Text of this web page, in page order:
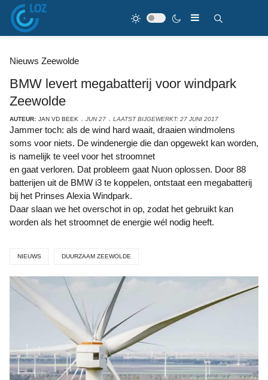
Nieuws Zeewolde
BMW levert megabatterij voor windpark
Zeewolde
AUTEUR: JAN VD BEEK JUN 27 LAATST BIJGEWERKT: 27 JUNI 2017
Jammer toch: als de wind hard waait, draaien windmolens
soms voor niets. De windenergie die dan opgewekt kan worden,
is namelijk te veel voor het stroomnet
en gaat verloren. Dat probleem gaat Nuon oplossen. Door 88
batterijen uit de BMW i3 te koppelen, ontstaat een megabatterij
bij het Prinses Alexia Windpark.
Daar slaan we het overschot in op, zodat het gebruikt kan
worden als het stroomnet de energie wél nodig heeft.
NIEUWS DUURZAAM ZEEWOLDE